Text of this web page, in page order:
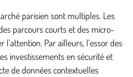
parisien sont multiples. Les
parcours courts et des micro-
Par ailleurs, l’essor des
investissements en sécurité et
de données contextuelles